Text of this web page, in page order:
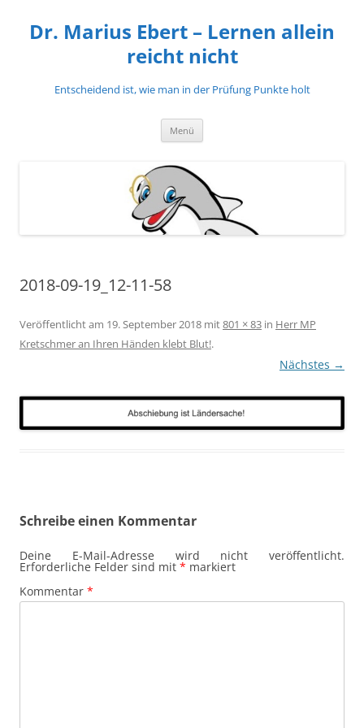
springen
Dr. Marius Ebert – Lernen allein
reicht nicht
Entscheidend ist, wie man in der Prüfung Punkte holt
Menü
2018-09-19_12-11-58
Veröffentlicht am 19. September 2018 mit801 × 83 in Herr MP
Kretschmer an Ihren Händen klebt Blut!.
Nächstes →
Schreibe einen Kommentar
Deine E-Mail-Adresse wird nicht veröffentlicht.
Erforderliche Felder sind mit * markiert
Kommentar *